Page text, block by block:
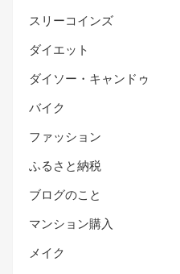
スリーコインズ
ダイエット
ダイソー・キャンドゥ
バイク
ファッション
ふるさと納税
ブログのこと
マンション購入
メイク